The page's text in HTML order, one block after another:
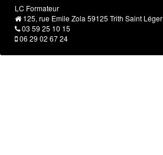
LC Formateur
125, rue Emile Zola 59125 Trith Saint Léger
03 59 25 10 15
06 29 02 67 24